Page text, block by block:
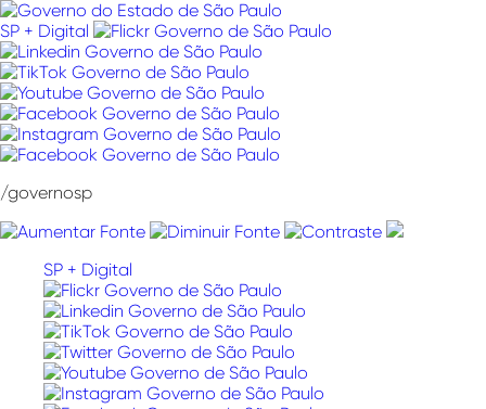
Pular
para
o
conteúdo
SP + Digital
/governosp
SP + Digital